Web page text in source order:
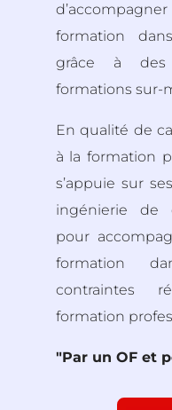
formation
grâce à
formations sur-
En qualité de
à la formation
s’appuie sur
ingénierie de
pour
formation
contraintes
formation
"Par un OF et